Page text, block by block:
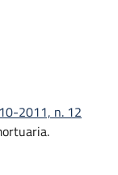
2011, n. 12